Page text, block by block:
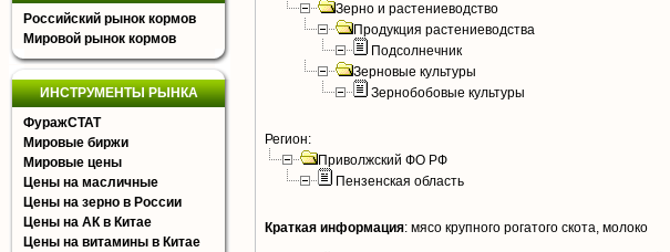
Российский рынок кормов
Мировой рынок кормов
ИНСТРУМЕНТЫ РЫНКА
ФуражСТАТ
Мировые биржи
Мировые цены
Цены на масличные
Цены на зерно в России
Цены на АК в Китае
Цены на витамины в Китае
Зерно и растениеводство
Продукция растениеводства
Подсолнечник
Зерновые культуры
Зернобобовые культуры
Регион:
Приволжский ФО РФ
Пензенская область
Краткая информация: мясо крупного рогатого скота, молоко